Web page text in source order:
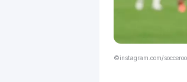
©instagram.com/